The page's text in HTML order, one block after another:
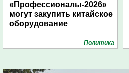
«Профессионалы-2026»
могут закупить китайское
оборудование
Политика